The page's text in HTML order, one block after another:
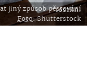
V domácnostech se začíná objevovat jiný způsob pěstování rostlin.
Foto: Shutterstock